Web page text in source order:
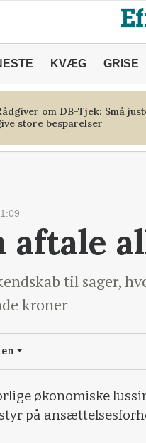
KVÆG GRISE
om DB-Tjek: Små
store besparelser
aftale
til sager,
kroner
økonomiske
på